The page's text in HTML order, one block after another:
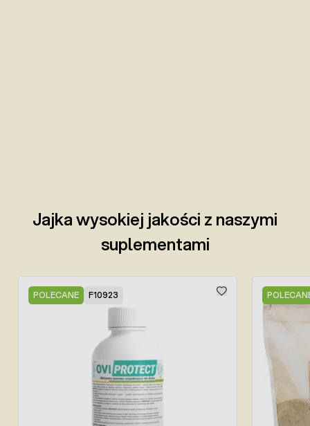
Jajka wysokiej jakości z naszymi
suplementami
POLECANE F10923